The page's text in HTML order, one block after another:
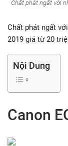
Chất phát ngất với
Chất phát ngất
2019 giá từ 20
Nội Dung
Canon